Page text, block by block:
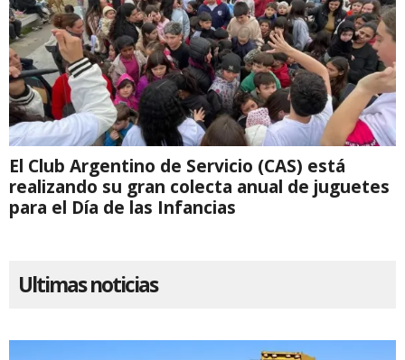
El Club Argentino de Servicio (CAS) está
realizando su gran colecta anual de juguetes
para el Día de las Infancias
Ultimas noticias